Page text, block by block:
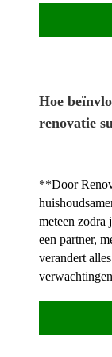
Hoe
renovatie
**Door
meteen zodra
een partner,
verandert